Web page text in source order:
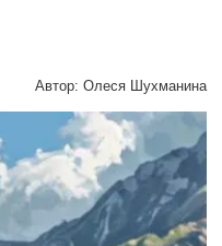
Автор: Олеся Шухманина